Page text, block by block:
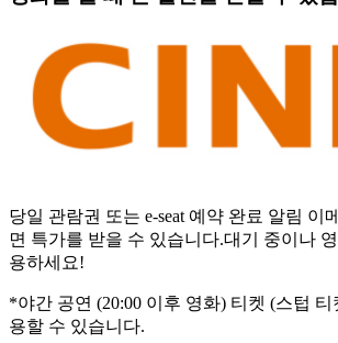
당일 관람권 또는 e-seat 예약 완료 알림 이
면 특가를 받을 수 있습니다.대기 중이나
용하세요!
*야간 공연 (20:00 이후 영화) 티켓 (스텁
용할 수 있습니다.